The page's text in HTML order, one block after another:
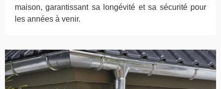
maison, garantissant sa longévité et sa sécurité pour
les années à venir.